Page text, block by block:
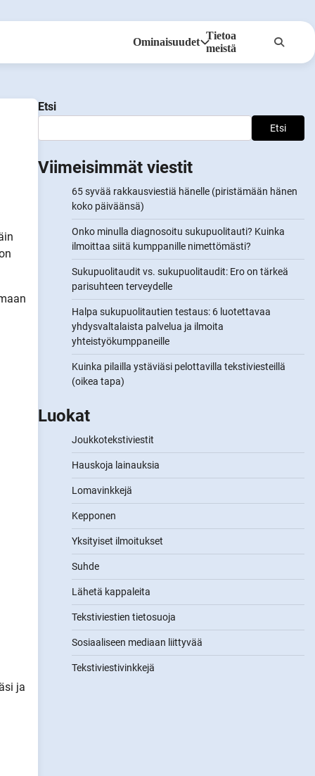
Ominaisuudet
Tietoa
meistä
ja
Etsi
Etsi
Viimeisimmät viestit
65 syvää rakkausviestiä hänelle (piristämään hänen
koko päiväänsä)
Onko minulla diagnosoitu sukupuolitauti? Kuinka
ilmoittaa siitä kumppanille nimettömästi?
Sukupuolitaudit vs. sukupuolitaudit: Ero on tärkeä
parisuhteen terveydelle
Halpa sukupuolitautien testaus: 6 luotettavaa
yhdysvaltalaista palvelua ja ilmoita
yhteistyökumppaneille
Kuinka pilailla ystäviäsi pelottavilla tekstiviesteillä
(oikea tapa)
Luokat
Joukkotekstiviestit
Hauskoja lainauksia
Lomavinkkejä
Kepponen
Yksityiset ilmoitukset
Suhde
Lähetä kappaleita
Tekstiviestien tietosuoja
Sosiaaliseen mediaan liittyvää
Tekstiviestivinkkejä